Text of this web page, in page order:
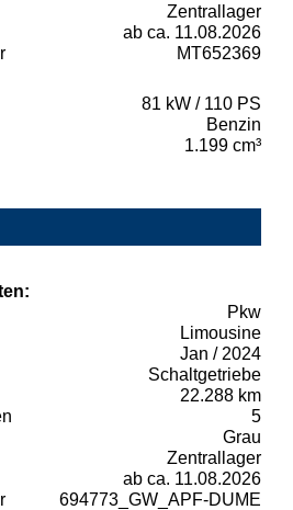
Zentrallager
ab ca. 11.08.2026
MT652369
81 kW / 110 PS
Benzin
1.199 cm³
Pkw
Limousine
Jan / 2024
Schaltgetriebe
22.288 km
5
Grau
Zentrallager
ab ca. 11.08.2026
694773_GW_APF-DUME